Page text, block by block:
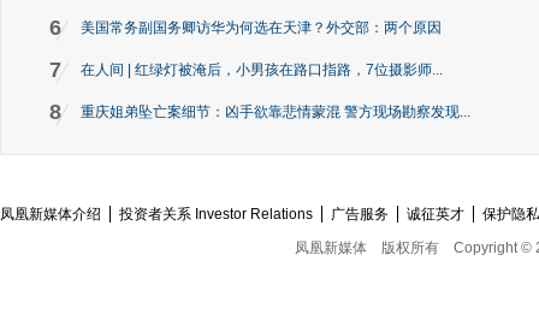
6 美国常务副国务卿访华为何选在天津？外交部：两个原因
7 在人间 | 红绿灯被淹后，小男孩在路口指路，7位摄影师...
8 重庆姐弟坠亡案细节：凶手欲靠悲情蒙混 警方现场勘察发现...
凤凰新媒体介绍 投资者关系 Investor Relations 广告服务 诚征英才
保护隐
凤凰新媒体
版权所有 Copyright ©